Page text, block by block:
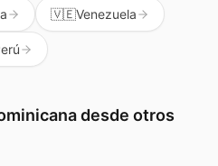
🇻🇪Venezuela
desde otros